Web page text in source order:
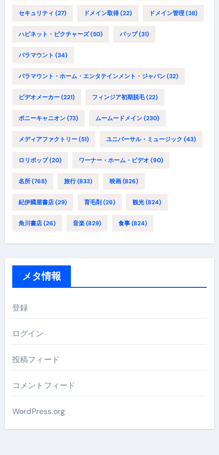
セキュリティ (27) ドメイン取得(22) ドメイン管理(38)
ハピネット・ピクチャーズ(50) バップ(31)
パラマウント (34)
パラマウント・ホーム・エンタテインメント・ジャパン(32)
ビデオメーカー(221) フィンジア初期脱毛(22)
ポニーキャニオン(73) ムームードメイン(230)
メディアファクトリー(51) ユニバーサル・ミュージック (43)
ロリポップ(20) ワーナー・ホーム・ビデオ (90)
名所(768) 旅行(833) 映画(826)
紀伊國屋書店(29) 育毛剤 (26) 観光(824)
角川書店(26) 音楽(829) 食事(824)
メタ情報
登録
ログイン
投稿フィード
コメントフィード
WordPress.org